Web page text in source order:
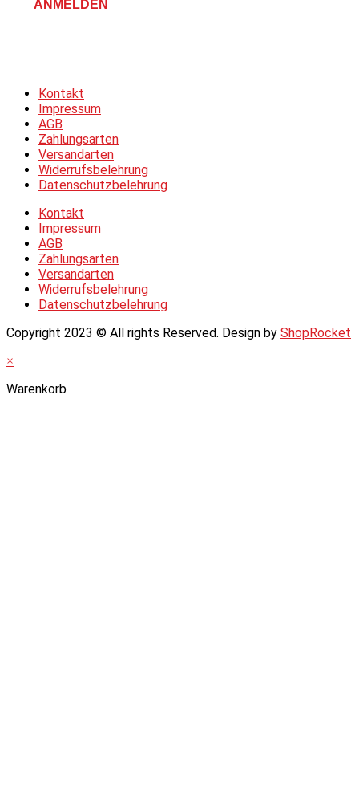
ANMELDEN
Kontakt
Impressum
AGB
Zahlungsarten
Versandarten
Widerrufsbelehrung
Datenschutzbelehrung
Kontakt
Impressum
AGB
Zahlungsarten
Versandarten
Widerrufsbelehrung
Datenschutzbelehrung
Copyright 2023 © All rights Reserved. Design by ShopRocket
×
Warenkorb